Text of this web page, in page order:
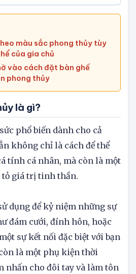
màu sắc phong thủy tùy
của gia chủ
vào cách đặt bàn ghế
phong thủy
là gì?
phổ biến dành cho cả
không chỉ là cách để thể
tính cá nhân, mà còn là một
tỏ giá trị tinh thần.
dụng để kỷ niệm những sự
đám cưới, đính hôn, hoặc
sự kết nối đặc biệt với bạn
là một phụ kiện thời
nhấn cho đôi tay và làm tôn